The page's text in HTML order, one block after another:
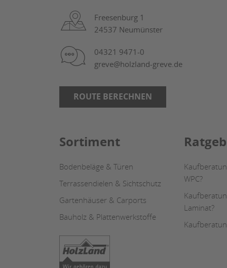
Freesenburg 1
24537 Neumünster
04321 9471-0
greve@holzland-greve.de
ROUTE BERECHNEN
Sortiment
Bodenbeläge & Türen
Terrassendielen & Sichtschutz
Gartenhäuser & Carports
Bauholz & Plattenwerkstoffe
WPC?
Laminat?